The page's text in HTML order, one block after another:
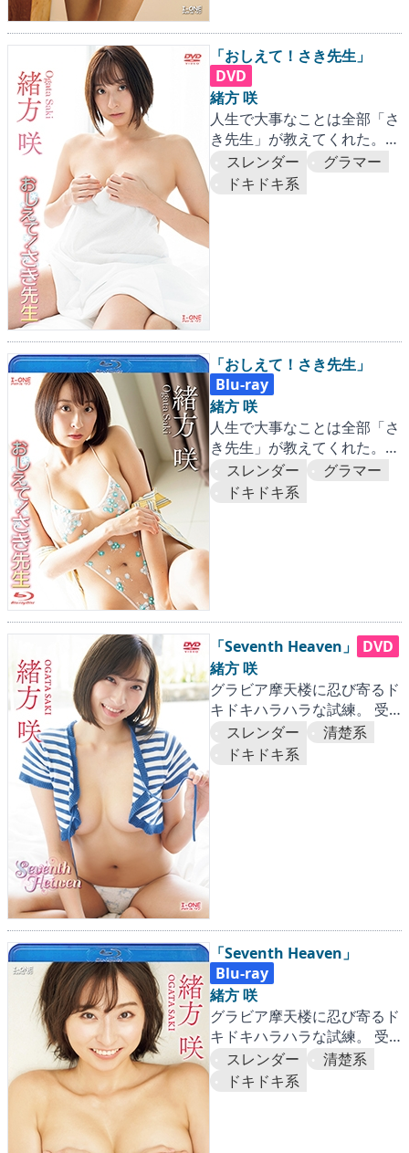
「おしえて！さき先生」
DVD
緒方 咲
人生で大事なことは全部「さ
き先生」が教えてくれた。
感度抜群のグラドル摩天楼、
崩壊寸前の大興奮作登場‼
スレンダー
グラマー
ドキドキ系
「おしえて！さき先生」
Blu-ray
緒方 咲
人生で大事なことは全部「さ
き先生」が教えてくれた。
感度抜群のグラドル摩天楼、
崩壊寸前の大興奮作登場‼
スレンダー
グラマー
ドキドキ系
「Seventh Heaven」
DVD
緒方 咲
グラビア摩天楼に忍び寄るド
キドキハラハラな試練。 受
けの美学とは言うけれど、咲
ちゃんそんなに応えて大丈
スレンダー
清楚系
ドキドキ系
「Seventh Heaven」
Blu-ray
緒方 咲
グラビア摩天楼に忍び寄るド
キドキハラハラな試練。 受
けの美学とは言うけれど、咲
ちゃんそんなに応えて大丈
スレンダー
清楚系
ドキドキ系